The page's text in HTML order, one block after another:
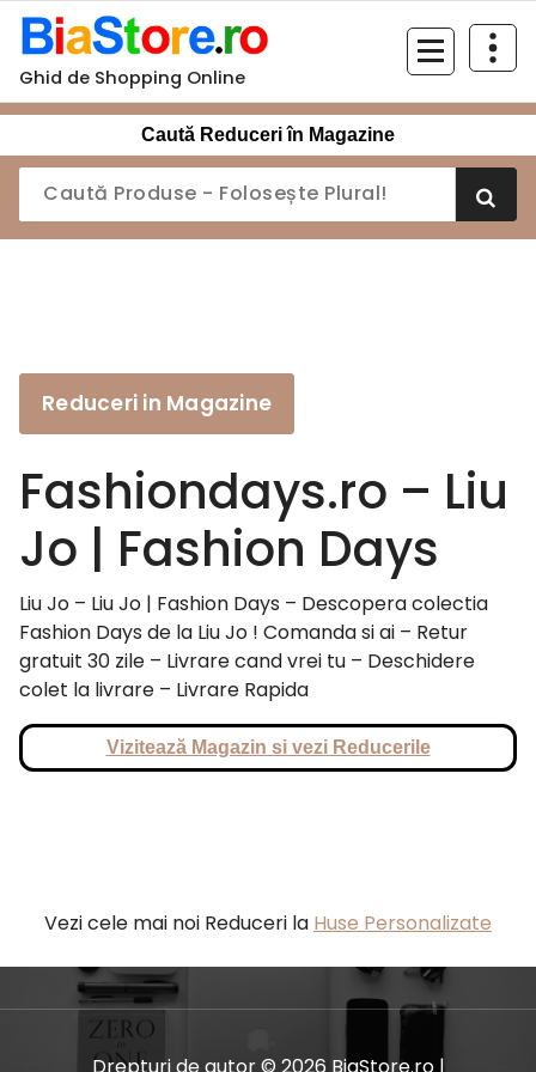
Sari
conținut
Ghid de Shopping Online
Caută Reduceri în Magazine
Reduceri in Magazine
Fashiondays.ro – Liu
Jo | Fashion Days
Liu Jo – Liu Jo | Fashion Days – Descopera colectia
Fashion Days de la Liu Jo ! Comanda si ai – Retur
gratuit 30 zile – Livrare cand vrei tu – Deschidere
colet la livrare – Livrare Rapida
Vizitează Magazin si vezi Reducerile
Vezi cele mai noi Reduceri la Huse Personalizate